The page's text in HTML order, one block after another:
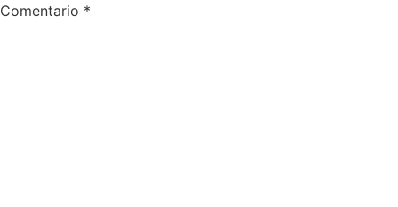
Comentario *